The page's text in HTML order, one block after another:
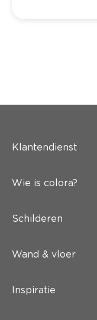
Klantendienst
Wie is colora?
Schilderen
Wand & vloer
Inspiratie